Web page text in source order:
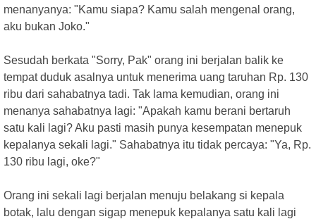
menanyanya: "Kamu siapa? Kamu salah mengenal orang,
aku bukan Joko."
Sesudah berkata "Sorry, Pak" orang ini berjalan balik ke
tempat duduk asalnya untuk menerima uang taruhan Rp. 130
ribu dari sahabatnya tadi. Tak lama kemudian, orang ini
menanya sahabatnya lagi: "Apakah kamu berani bertaruh
satu kali lagi? Aku pasti masih punya kesempatan menepuk
kepalanya sekali lagi." Sahabatnya itu tidak percaya: "Ya, Rp.
130 ribu lagi, oke?"
Orang ini sekali lagi berjalan menuju belakang si kepala
botak, lalu dengan sigap menepuk kepalanya satu kali lagi